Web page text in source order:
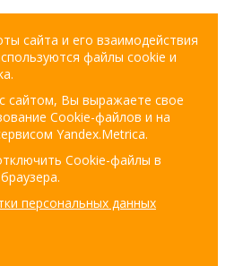
сайта и его взаимодействия
файлы cookie и
сайтом, Вы выражаете свое
Cookie-файлов и на
Yandex.Metrica.
Cookie-файлы в
персональных данных